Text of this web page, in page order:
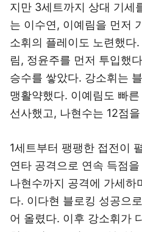
지만 3세트까지 상대 기세
는 이수연, 이예림을 먼저
소휘의 플레이도 노련했다
림, 정윤주를 먼저 투입했
승수를 쌓았다. 강소휘는
맹활약했다. 이예림도 빠
선사했고, 나현수는 12점
1세트부터 팽팽한 접전이
연타 공격으로 연속 득점
나현수까지 공격에 가세하
다. 이다현 블로킹 성공으
어 올렸다. 이후 강소휘가